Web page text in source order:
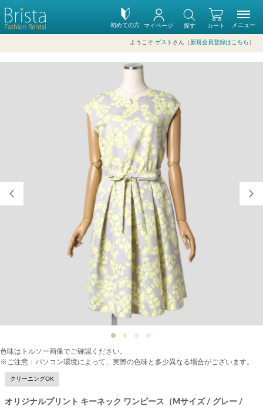
初めての方 カート
マイページ 探す
ようこそ ゲスト さん（新規会員登録はこちら ）
メニュー
色味はトルソー画像でご確認ください。
※ご注意：パソコン環境によって、実際の色味と多少異なる場合がございます。
クリーニングOK
オリジナルプリント キーネック ワンピース（Mサイズ / グレー /